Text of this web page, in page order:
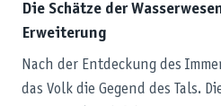
Die Schätze der
Erweiterung
Nach der Entdeckung des
das Volk die Gegend des Tals.